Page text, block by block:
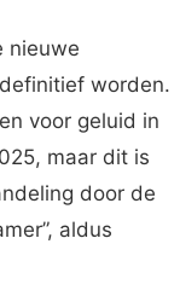
nieuwe
worden.
voor geluid in
maar dit is
door de
aldus